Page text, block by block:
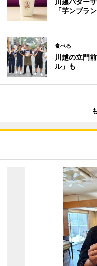
「芋ンブラ
食べる
川越の立門
ル」も